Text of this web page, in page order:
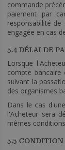
commande
paiement par
responsabilité
engagée en cas
5.4 DÉLAI DE
Lorsque
compte
suivant la
des organismes
Dans le cas
l'Acheteur sera
mêmes
5.5